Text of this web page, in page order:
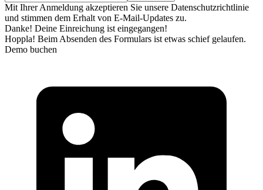
Mit Ihrer Anmeldung akzeptieren Sie unsere Datenschutzrichtlinie
und stimmen dem Erhalt von E-Mail-Updates zu.
Danke! Deine Einreichung ist eingegangen!
Hoppla! Beim Absenden des Formulars ist etwas schief gelaufen.
Demo buchen